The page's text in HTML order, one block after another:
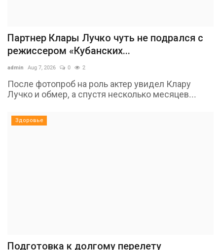
Партнер Клары Лучко чуть не подрался с
режиссером «Кубанских...
admin Aug 7, 2026 0 2
После фотопроб на роль актер увидел Клару
Лучко и обмер, а спустя несколько месяцев...
Здоровье
Подготовка к долгому перелету